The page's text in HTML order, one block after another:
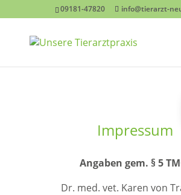
09181-47820 info@tierarzt-
Impressum
Angaben gem. § 5
Dr. med. vet. Karen von